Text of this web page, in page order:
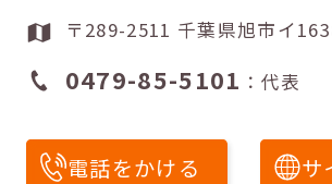
〒289-2511 千葉県旭市
0479-85-5101 ：代表
電話をかける サ